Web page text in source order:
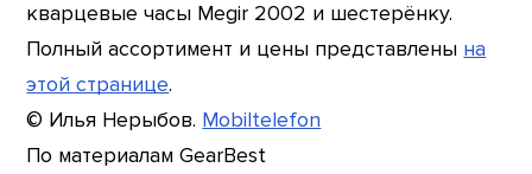
кварцевые часы Megir 2002 и шестерёнку.
Полный ассортимент и цены представлены на
этой странице.
© Илья Нерыбов. Mobiltelefon
По материалам GearBest